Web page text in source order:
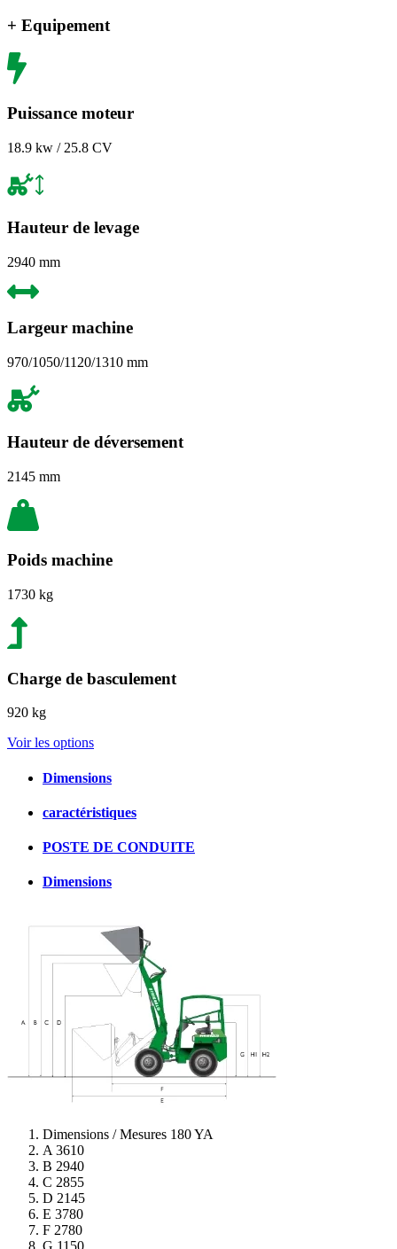
+ Equipement
Puissance moteur
18.9 kw / 25.8 CV
Hauteur de levage
2940 mm
Largeur machine
970/1050/1120/1310 mm
Hauteur de déversement
2145 mm
Poids machine
1730 kg
Charge de basculement
920 kg
Voir les options
Dimensions
caractéristiques
POSTE DE CONDUITE
Dimensions
Dimensions / Mesures 180 YA
A 3610
B 2940
C 2855
D 2145
E 3780
F 2780
G 1150